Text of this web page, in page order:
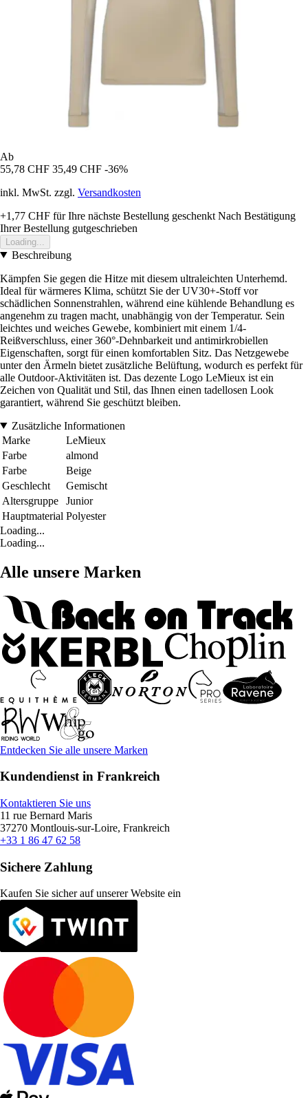
Ab
55,78 CHF 35,49 CHF -36%
inkl. MwSt. zzgl. Versandkosten
+1,77 CHF für Ihre nächste Bestellung geschenkt Nach Bestätigung
Ihrer Bestellung gutgeschrieben
Loading...
Beschreibung
Kämpfen Sie gegen die Hitze mit diesem ultraleichten Unterhemd.
Ideal für wärmeres Klima, schützt Sie der UV30+-Stoff vor
schädlichen Sonnenstrahlen, während eine kühlende Behandlung es
angenehm zu tragen macht, unabhängig von der Temperatur. Sein
leichtes und weiches Gewebe, kombiniert mit einem 1/4-
Reißverschluss, einer 360°-Dehnbarkeit und antimirkrobiellen
Eigenschaften, sorgt für einen komfortablen Sitz. Das Netzgewebe
unter den Ärmeln bietet zusätzliche Belüftung, wodurch es perfekt für
alle Outdoor-Aktivitäten ist. Das dezente Logo LeMieux ist ein
Zeichen von Qualität und Stil, das Ihnen einen tadellosen Look
garantiert, während Sie geschützt bleiben.
Zusätzliche Informationen
Marke
LeMieux
Farbe
almond
Farbe
Beige
Geschlecht
Gemischt
Altersgruppe
Junior
Hauptmaterial Polyester
Loading...
Loading...
Alle unsere Marken
Entdecken Sie alle unsere Marken
Kundendienst in Frankreich
Kontaktieren Sie uns
11 rue Bernard Maris
37270 Montlouis-sur-Loire, Frankreich
+33 1 86 47 62 58
Sichere Zahlung
Kaufen Sie sicher auf unserer Website ein